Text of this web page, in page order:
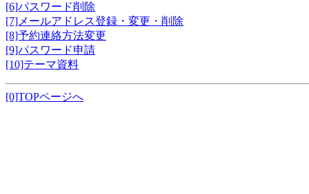
[6]パスワード削除
[7]メールアドレス登録・変更・削除
[8]予約連絡方法変更
[9]パスワード申請
[10]テーマ資料
[0]TOPページへ